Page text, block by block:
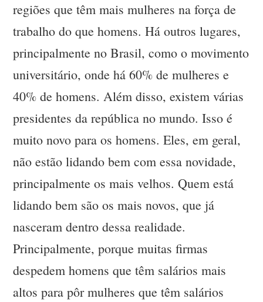
regiões que têm mais mulheres na força de
trabalho do que homens. Há outros lugares,
principalmente no Brasil, como o movimento
universitário, onde há 60% de mulheres e
40% de homens. Além disso, existem várias
presidentes da república no mundo. Isso é
muito novo para os homens. Eles, em geral,
não estão lidando bem com essa novidade,
principalmente os mais velhos. Quem está
lidando bem são os mais novos, que já
nasceram dentro dessa realidade.
Principalmente, porque muitas firmas
despedem homens que têm salários mais
altos para pôr mulheres que têm salários